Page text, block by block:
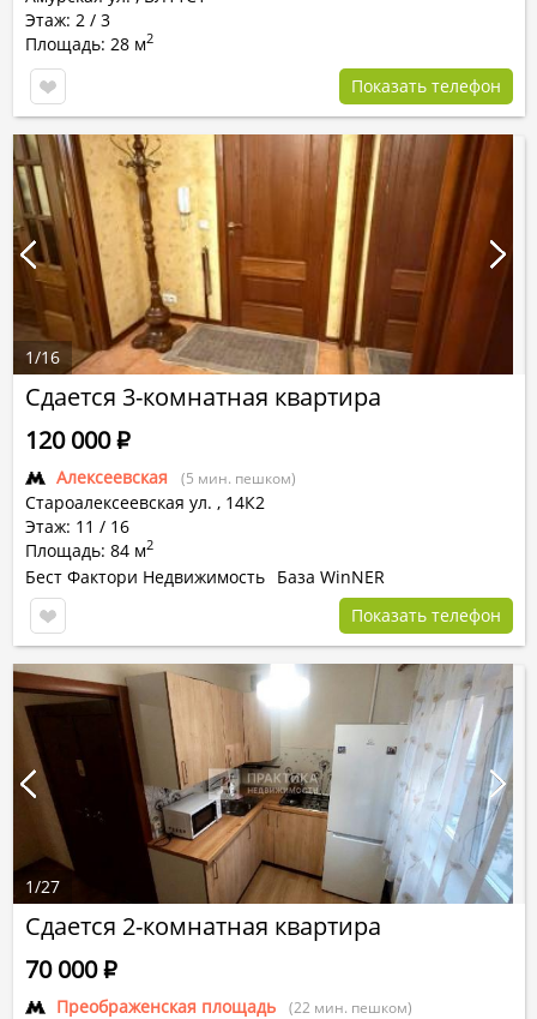
Этаж: 2 / 3
Площадь: 28 м2
Показать телефон
Сдается 3-комнатная квартира
Алексеевская (5 мин. пешком)
Староалексеевская ул. , 14К2
Этаж: 11 / 16
Площадь: 84 м2
120 000Р
Бест Фактори Недвижимость База WinNER
Показать телефон
1/16
Сдается 2-комнатная квартира
Преображенская площадь (22 мин. пешком)
70 000Р
1/27